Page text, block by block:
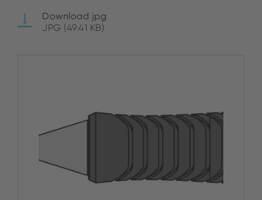
Download jpg
JPG (49.41 KB)